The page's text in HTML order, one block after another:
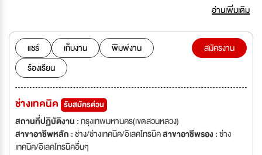
กระจายสินค้า ตู้แช่ ห้องแช่แข็ง ห้องเย็นเก็บสินค้าทั้งขนาดใหญ่และขนาดเล็ก เพื่อ
เก็บรักษาผลผลิตทางการเกษตรและสินค้าต่างๆ เช่น อาหารทะเล ผัก ผลไม้ ยา
และสารเคมี ซึ่งเป็นสินค้าที่ต้องการการควบคุมอุณหภูมิคงที่และเหมาะสม เพื่อ
รักษาคุณภาพของสินค้าได้อย่างดีที่สุด
อ่านเพิ่มเติม
แชร์ เก็บงาน
พิมพ์งาน
ร้องเรียน
สมัครงาน
ช่างเทคนิค รับสมัครด่วน
สถานที่ปฏิบัติงาน :กรุงเทพมหานคร(เขตสวนหลวง)
สาขาอาชีพหลัก :ช่าง/ช่างเทคนิค/อิเลคโทรนิคสาขาอาชีพรอง :ช่าง
เทคนิค/อิเลคโทรนิคอื่นๆ